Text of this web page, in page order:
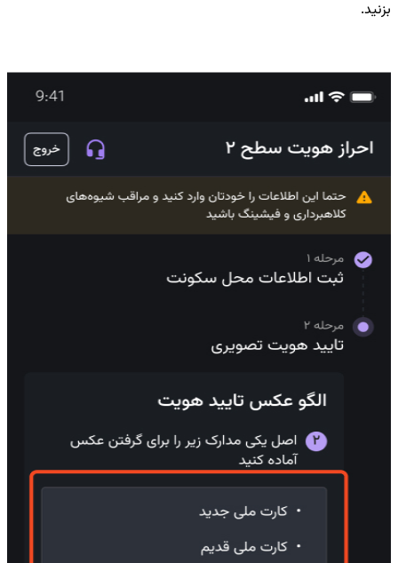
بزنید.